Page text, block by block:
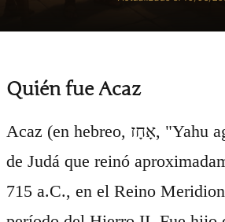
Quién fue Acaz
Acaz (en hebreo, אָחָז, "Yahu agarró") fue un rey
de Judá que reinó
715 a.C., en el Reino